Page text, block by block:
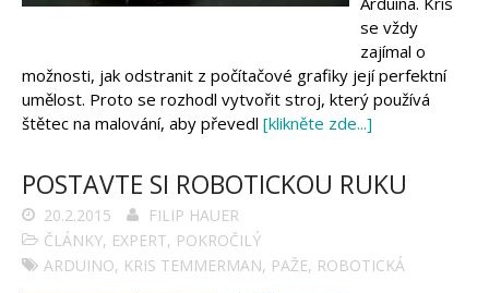
Koupit
se vždy
zajímal o
možnosti, jak odstranit z počítačové grafiky její perfektní
umělost. Proto se rozhodl vytvořit stroj, který používá
štětec na malování, aby převedl [klikněte zde...]
POSTAVTE SI ROBOTICKOU RUKU
20.2.2015
FILIP HAUER
ČLÁNKY, EXPERT, POKROČILÝ
ARDUINO, KRIS TEMMERMAN, PAŽE, ROBOTICKÁ